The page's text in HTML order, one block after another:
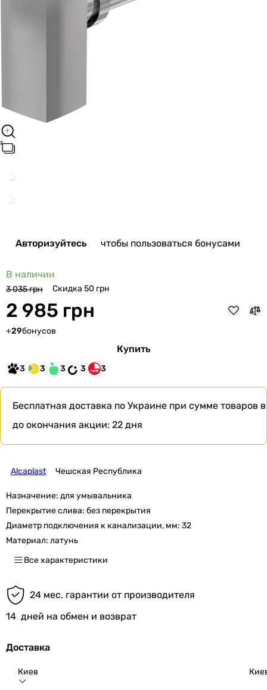
Авторизуйтесь чтобы пользоваться бонусами
В наличии
3 035 грн Скидка 50 грн
2 985 грн
+29бонусов
Купить
3 3 3 3 3
Бесплатная доставка по Украине при сумме товаров
до окончания акции: 22 дня
Alcaplast Чешская Республика
Назначение: для умывальника
Перекрытие слива: без перекрытия
Диаметр подключения к канализации, мм: 32
Материал: латунь
Все характеристики
24 мес. гарантии от производителя
14 дней на обмен и возврат
Доставка
Киев